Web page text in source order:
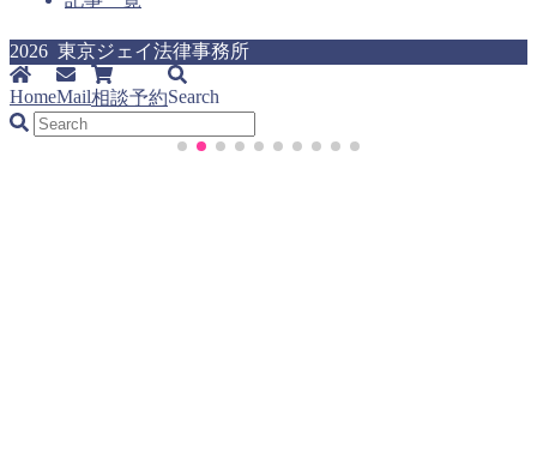
2026 東京ジェイ法律事務所
HomeMail相談予約Search